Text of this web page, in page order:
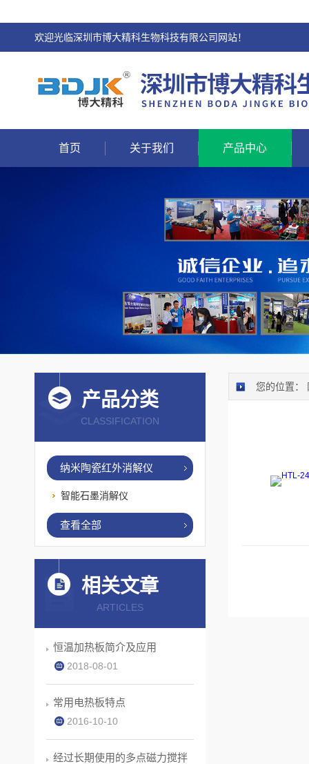
欢迎光临深圳市博大精科生物科技有限公司网站！
首页 关于我们 产品中心
产品分类
CLASSIFICATION
纳米陶瓷红外消解仪
智能石墨消解仪
查看全部
相关文章
ARTICLES
恒温加热板简介及应用
2018-08-01
常用电热板特点
2016-10-10
经过长期使用的多点磁力搅拌
您的位置：